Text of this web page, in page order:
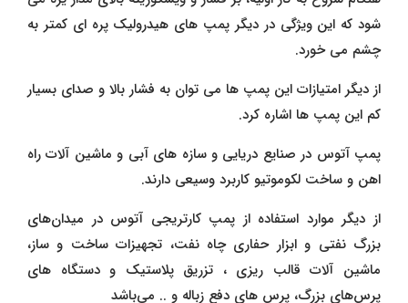
شود که این ویژگی در دیگر پمپ های هیدرولیک پره ای کمتر به
چشم می خورد.
از دیگر امتیازات این پمپ ها می توان به فشار بالا و صدای بسیار
کم این پمپ ها اشاره کرد.
پمپ آتوس در صنایع دریایی و سازه های آبی و ماشین آلات راه
اهن و ساخت لکوموتیو کاربرد وسیعی دارند.
از دیگر موارد استفاده از پمپ کارتریجی آتوس در میدان‌های
بزرگ نفتی و ابزار حفاری چاه نفت، تجهیزات ساخت و ساز،
ماشین آلات قالب ریزی ، تزریق پلاستیک و دستگاه های
پرس‌های بزرگ، پرس های دفع زباله و .. می‌باشد